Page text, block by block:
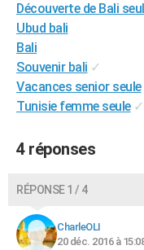
BONS PLANS
CARTE DE VOEUX
Carte de Noël
Carte Bonne année
Carte Saint-Valentin
Carte Pâques
Carte d'anniversaire
DICTIONNAIRE
COPAINS D'AVANT
S'inscrire
Se connecter
Lycées
Collèges
Primaires
Universités
Entreprises
Service militaire
Avis de recherche
AVIS DE DÉCÈS
FORUM
Découverte de Bali
Ubud bali
Bali
Souvenir bali ✓
Vacances senior seule
Tunisie femme seule ✓
4 réponses
RÉPONSE 1 / 4
CharleOLI
20 déc. 2016 à